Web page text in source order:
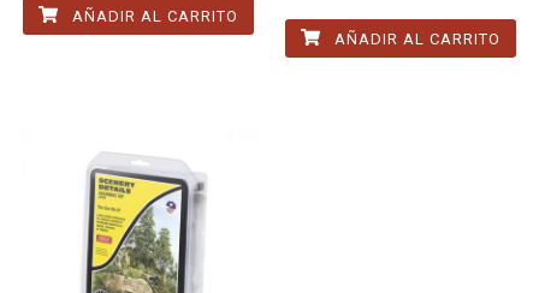
AÑADIR AL CARRITO
AÑADIR AL CARRITO